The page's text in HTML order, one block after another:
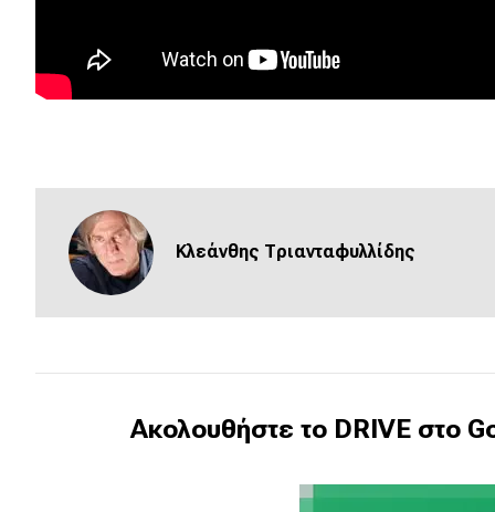
ΚΤΕΟ
Οδική βοήθεια
DRIVE USED
Κλεάνθης Τριανταφυλλίδης
Ακολουθήστε το DRIVE στο